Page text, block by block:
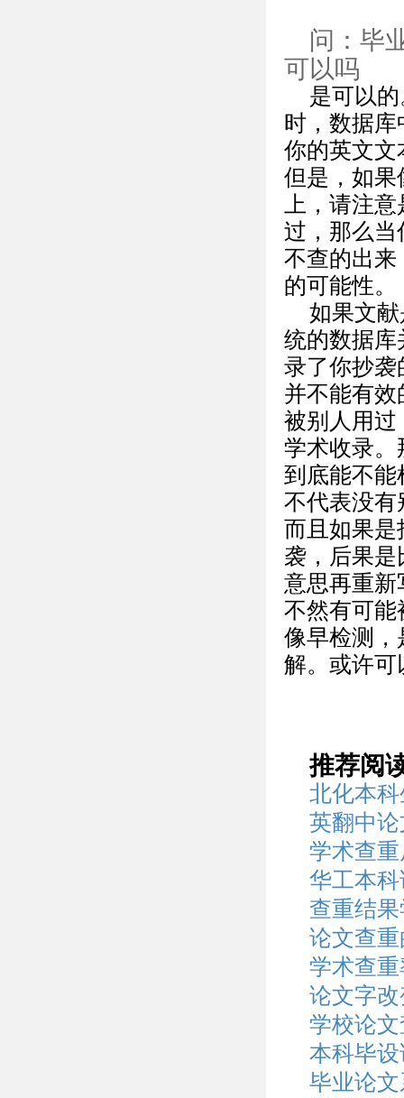
问：毕
可以吗
是可以
时，数据
你的英文文
但是，如果
上，请注
过，那么当
不查的出来
的可能性。
如果文
统的数据库
录了你抄袭
并不能有
被别人用过
学术收录。
到底能不
不代表没有
而且如果是
袭，后果
意思再重新
不然有可能
像早检测，
解。或许可
推荐阅
北化本
英翻中
学术查
华工本
查重结
论文查
学术查
论文字
学校论
本科毕
毕业论